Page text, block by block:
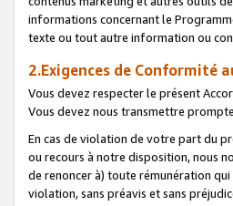
informations concernant le
texte ou tout autre information ou
2.Exigences de Conformité
Vous devez respecter le présent
Vous devez nous transmettre
En cas de violation de votre part du
ou recours à notre disposition, nous
de renoncer à) toute rémunération
violation, sans préavis et sans